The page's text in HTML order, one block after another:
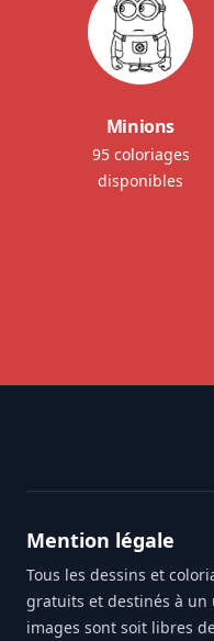
Minions
95 coloriages
disponibles
Mention légale
Tous les dessins et
gratuits et destinés à un
images sont soit libres